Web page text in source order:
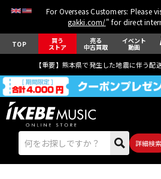
For Overseas Customers: Please
gakki.com/" for direct
TOP 買う
ストア
売る
中古買取
イベント
動画
【重要】熊本県で発生した地震に伴う配
詳細検索